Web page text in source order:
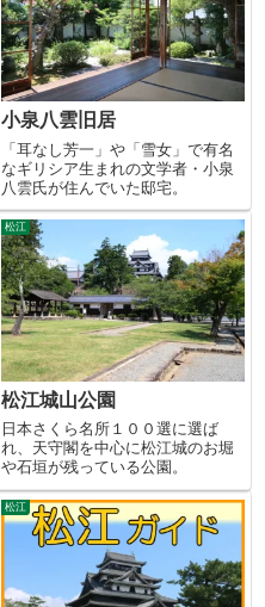
小泉八雲旧居
「耳なし芳一」や「雪女」で有名
なギリシア生まれの文学者・小泉
八雲氏が住んでいた邸宅。
松江
松江城山公園
日本さくら名所１００選に選ば
れ、天守閣を中心に松江城のお堀
や石垣が残っている公園。
松江